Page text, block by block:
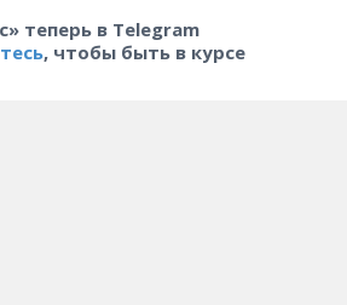
теперь в Telegram
, чтобы быть в курсе